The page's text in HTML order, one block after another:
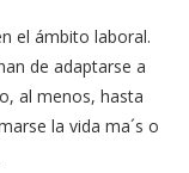
el ámbito laboral.
de adaptarse a
al menos, hasta
la vida ma´s o